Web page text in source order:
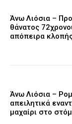
Άνω Λιόσια –
θάνατος
απόπειρα
Άνω Λιόσια –
απειλητικά
μαχαίρι στο